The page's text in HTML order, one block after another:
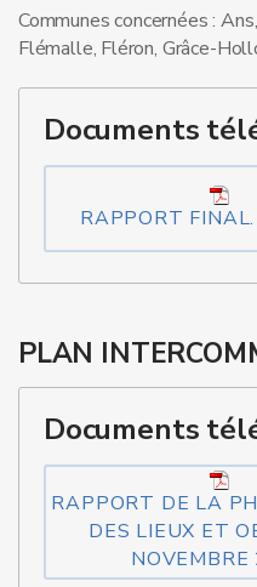
Communes concernées :
Flémalle, Fléron, Grâce-
Documents
RAPPORT
PLAN
Documents
RAPPORT DE LA
DES LIEUX ET